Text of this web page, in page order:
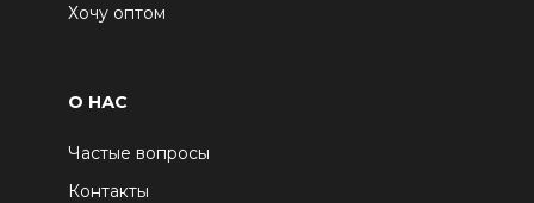
Хочу оптом
О НАС
Частые вопросы
Контакты